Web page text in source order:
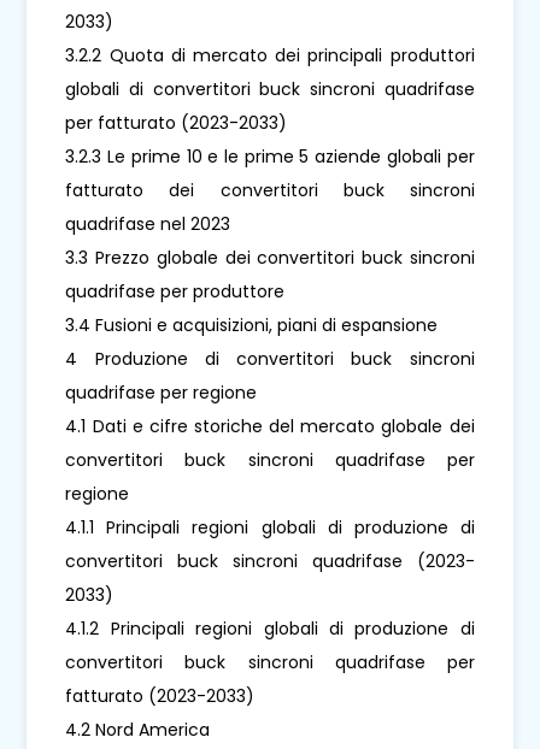
2033)
3.2.2 Quota di mercato dei principali produttori
globali di convertitori buck sincroni quadrifase
per fatturato (2023-2033)
3.2.3 Le prime 10 e le prime 5 aziende globali per
fatturato dei convertitori buck sincroni
quadrifase nel 2023
3.3 Prezzo globale dei convertitori buck sincroni
quadrifase per produttore
3.4 Fusioni e acquisizioni, piani di espansione
4 Produzione di convertitori buck sincroni
quadrifase per regione
4.1 Dati e cifre storiche del mercato globale dei
convertitori buck sincroni quadrifase per
regione
4.1.1 Principali regioni globali di produzione di
convertitori buck sincroni quadrifase (2023-
2033)
4.1.2 Principali regioni globali di produzione di
convertitori buck sincroni quadrifase per
fatturato (2023-2033)
4.2 Nord America